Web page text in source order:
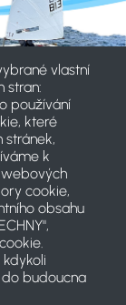
vlastní
stran:
používání
které
stránek,
k
webových
cookie,
obsahu
budoucna